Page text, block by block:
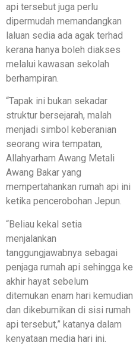
api tersebut juga perlu
dipermudah memandangkan
laluan sedia ada agak terhad
kerana hanya boleh diakses
melalui kawasan sekolah
berhampiran.
“Tapak ini bukan sekadar
struktur bersejarah, malah
menjadi simbol keberanian
seorang wira tempatan,
Allahyarham Awang Metali
Awang Bakar yang
mempertahankan rumah api ini
ketika pencerobohan Jepun.
“Beliau kekal setia
menjalankan
tanggungjawabnya sebagai
penjaga rumah api sehingga ke
akhir hayat sebelum
ditemukan enam hari kemudian
dan dikebumikan di sisi rumah
api tersebut,” katanya dalam
kenyataan media hari ini.